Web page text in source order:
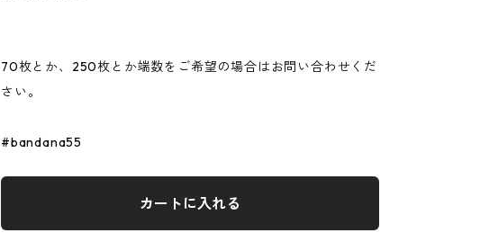
70枚とか、250枚とか端数をご希望の場合はお問い合わせくだ
さい。
#bandana55
カートに入れる